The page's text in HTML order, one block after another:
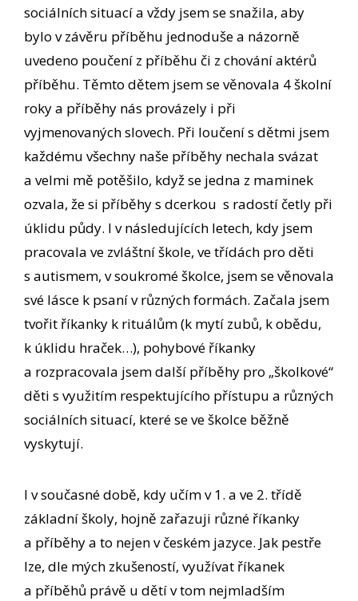
sociálních situací a vždy jsem se snažila, aby
bylo v závěru příběhu jednoduše a názorně
uvedeno poučení z příběhu či z chování aktérů
příběhu. Těmto dětem jsem se věnovala 4 školní
roky a příběhy nás provázely i při
vyjmenovaných slovech. Při loučení s dětmi jsem
každému všechny naše příběhy nechala svázat
a velmi mě potěšilo, když se jedna z maminek
ozvala, že si příběhy s dcerkou s radostí četly při
úklidu půdy. I v následujících letech, kdy jsem
pracovala ve zvláštní škole, ve třídách pro děti
s autismem, v soukromé školce, jsem se věnovala
své lásce k psaní v různých formách. Začala jsem
tvořit říkanky k rituálům (k mytí zubů, k obědu,
k úklidu hraček…), pohybové říkanky
a rozpracovala jsem další příběhy pro „školkové“
děti s využitím respektujícího přístupu a různých
sociálních situací, které se ve školce běžně
vyskytují.
I v současné době, kdy učím v 1. a ve 2. třídě
základní školy, hojně zařazuji různé říkanky
a příběhy a to nejen v českém jazyce. Jak pestře
lze, dle mých zkušeností, využívat říkanek
a příběhů právě u dětí v tom nejmladším